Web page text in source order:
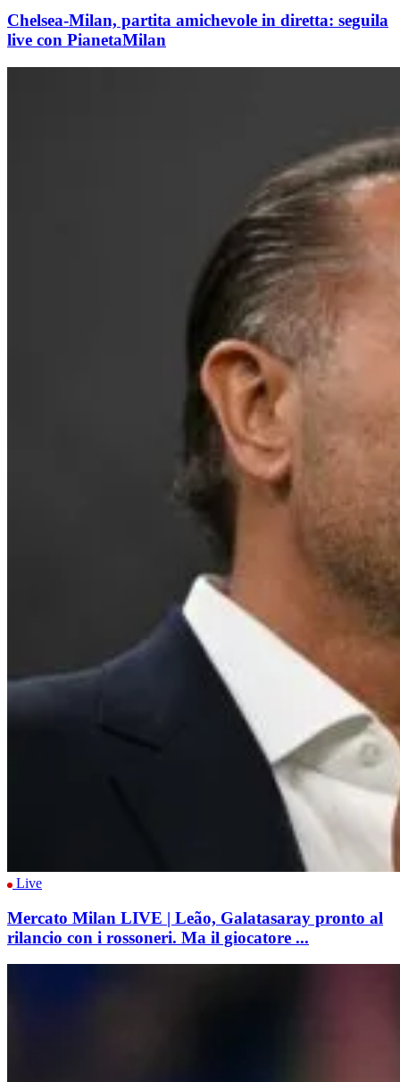
Chelsea-Milan, partita amichevole in diretta: seguila
live con PianetaMilan
Live
Mercato Milan LIVE | Leão, Galatasaray pronto al
rilancio con i rossoneri. Ma il giocatore ...